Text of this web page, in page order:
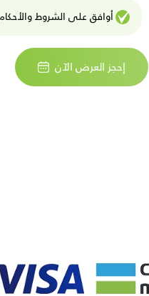
أوافق على الشروط
إحجز العرض الآن